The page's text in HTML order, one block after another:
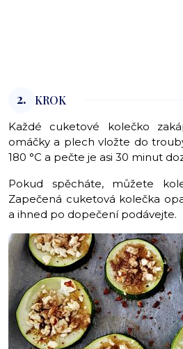
2. KROK
Každé cuketové kolečko
omáčky a plech vložte do
180 °C a pečte je asi 30 minut
Pokud spěcháte, můžete
Zapečená cuketová kolečka
a ihned po dopečení podávejte.